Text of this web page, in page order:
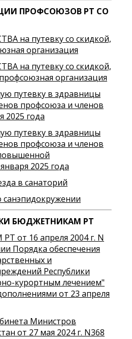
ПРОФСОЮЗОВ РТ СО
на путевку со скидкой,
организация
на путевку со скидкой,
организация
путевку в здравницы
профсоюза и членов
2025 года
путевку в здравницы
профсоюза и членов
2025 года
в санаторий
санэпидокружении
БЮДЖЕТНИКАМ РТ
от 16 апреля 2004 г. N
Порядка обеспечения
и
Республики
курортным лечением"
от 23 апреля
Министров
от 27 мая 2024 г. N368